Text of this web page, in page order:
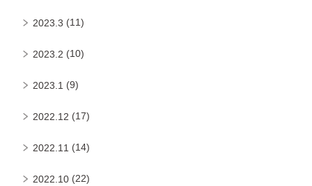
2023.3 (11)
2023.2 (10)
2023.1 (9)
2022.12 (17)
2022.11 (14)
2022.10 (22)